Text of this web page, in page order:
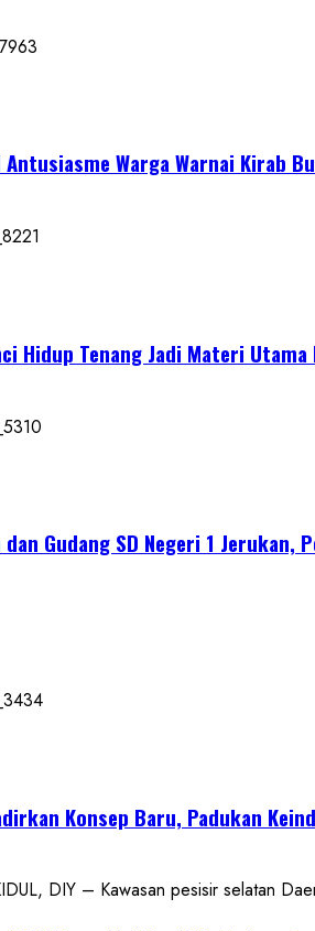
Warga Warnai Kirab
Hidup Tenang Jadi Materi
Gudang SD Negeri 1 Jerukan,
Konsep Baru, Padukan
DIY – Kawasan pesisir selatan